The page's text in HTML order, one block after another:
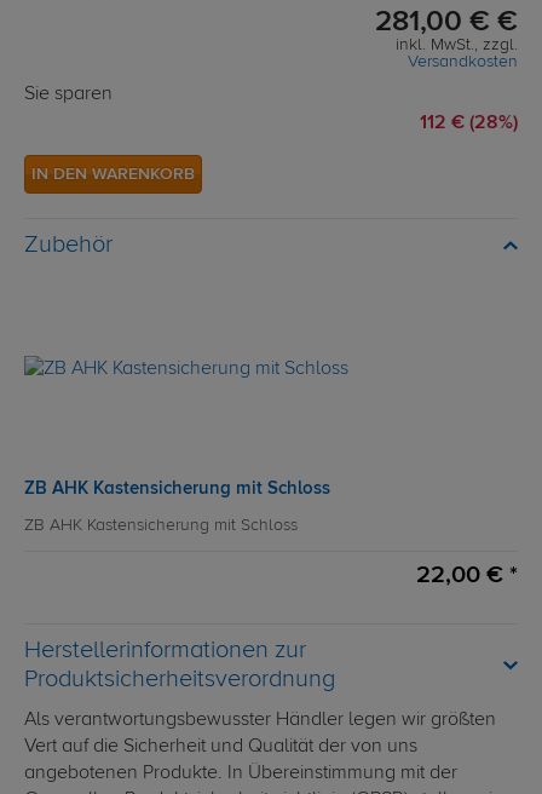
281,00 € €
inkl. MwSt., zzgl.
Versandkosten
Sie sparen
112 € (28%)
IN DEN WARENKORB
Zubehör
ZB AHK Kastensicherung mit Schloss
ZB AHK Kastensicherung mit Schloss
22,00 € *
Herstellerinformationen zur
Produktsicherheitsverordnung
Als verantwortungsbewusster Händler legen wir größten
Vert auf die Sicherheit und Qualität der von uns
angebotenen Produkte. In Übereinstimmung mit der